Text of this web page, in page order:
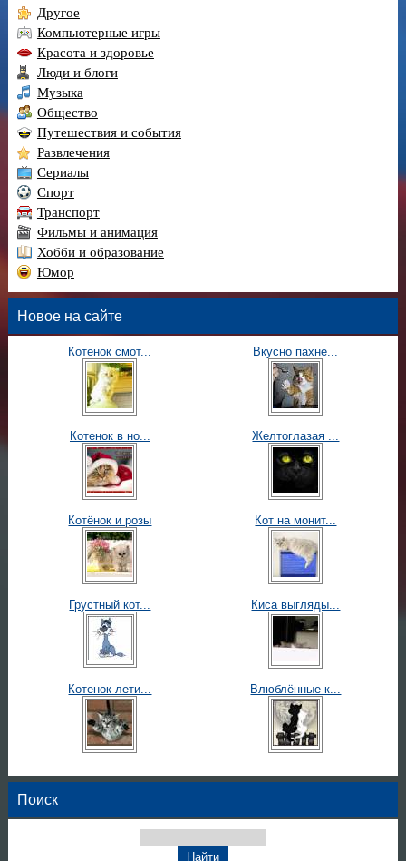
Другое
Компьютерные игры
Красота и здоровье
Люди и блоги
Музыка
Общество
Путешествия и события
Развлечения
Сериалы
Спорт
Транспорт
Фильмы и анимация
Хобби и образование
Юмор
Новое на сайте
Котенок смот... Вкусно пахне...
Котенок в но... Желтоглазая ...
Котёнок и розы Кот на монит...
Грустный кот... Киса выгляды...
Котенок лети... Влюблённые к...
Поиск